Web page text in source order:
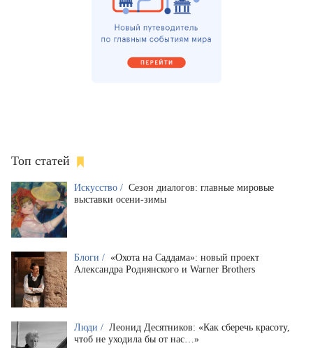
Топ статей
Искусство / Сезон диалогов: главные мировые
выставки осени-зимы
Блоги / «Охота на Саддама»: новый проект
Александра Роднянского и Warner Brothers
Люди / Леонид Десятников: «Как сберечь красоту,
чтоб не уходила бы от нас…»